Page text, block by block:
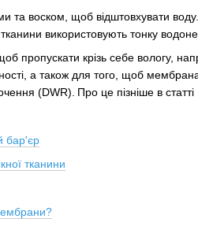
та воском, щоб відштовхувати
використовують тонку
пропускати крізь себе вологу,
а також для того, щоб
(DWR). Про це пізніше в статті
бар'єр
тканини